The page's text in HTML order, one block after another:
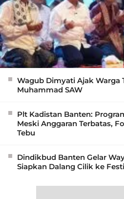
Wagub Dimyati Ajak Warga
Muhammad SAW
Plt Kadistan Banten:
Meski Anggaran Terbatas,
Tebu
Dindikbud Banten Gelar
Siapkan Dalang Cilik ke